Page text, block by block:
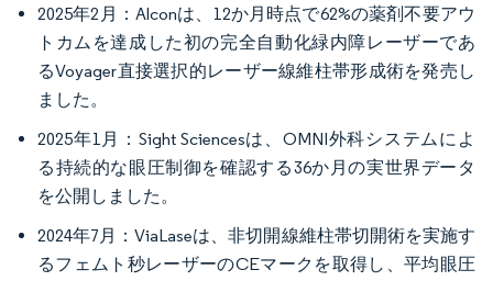
2025年2月：Alconは、12か月時点で62%の薬剤不要アウ
トカムを達成した初の完全自動化緑内障レーザーであ
るVoyager直接選択的レーザー線維柱帯形成術を発売し
ました。
2025年1月：Sight Sciencesは、OMNI外科システムによ
る持続的な眼圧制御を確認する36か月の実世界データ
を公開しました。
2024年7月：ViaLaseは、非切開線維柱帯切開術を実施す
るフェムト秒レーザーのCEマークを取得し、平均眼圧